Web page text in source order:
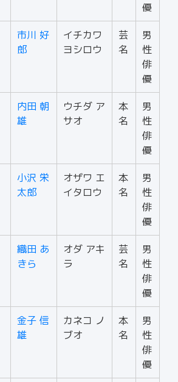
優
市川 好
郎
イチカワ
ヨシロウ
芸
名
男
性
俳
優
内田 朝
雄
ウチダ ア
サオ
本
名
男
性
俳
優
小沢 栄
太郎
オザワ エ
イタロウ
本
名
男
性
俳
優
織田 あ
きら
オダ アキ
ラ
芸
名
男
性
俳
優
金子 信
雄
カネコ ノ
ブオ
本
名
男
性
俳
優